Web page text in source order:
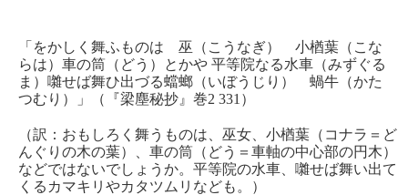
「をかしく舞ふものは 巫（こうなぎ） 小楢葉（こな
らは）車の筒（どう）とかや 平等院なる水車（みずぐる
ま）囃せば舞ひ出づる蟷螂（いぼうじり） 蝸牛（かた
つむり）」（『梁塵秘抄』巻2 331）
（訳：おもしろく舞うものは、巫女、小楢葉（コナラ＝ど
んぐりの木の葉）、車の筒（どう＝車軸の中心部の円木）
などではないでしょうか。平等院の水車、囃せば舞い出て
くるカマキリやカタツムリなども。）